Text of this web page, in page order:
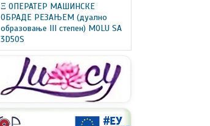
Ξ ОПЕРАТЕР МАШИНСКЕ
ОБРАДЕ РЕЗАЊЕМ (дуално
образовање III степен) MOLU SA
3D50S